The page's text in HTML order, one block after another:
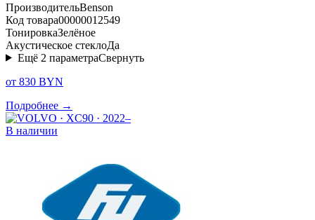
ПроизводительBenson
Код товара00000012549
ТонировкаЗелёное
Акустическое стеклоДа
Ещё 2 параметраСвернуть
от 830 BYN
Подробнее →
В наличии